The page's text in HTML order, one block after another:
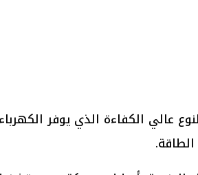
عالي الكفاءة الذي يوفر